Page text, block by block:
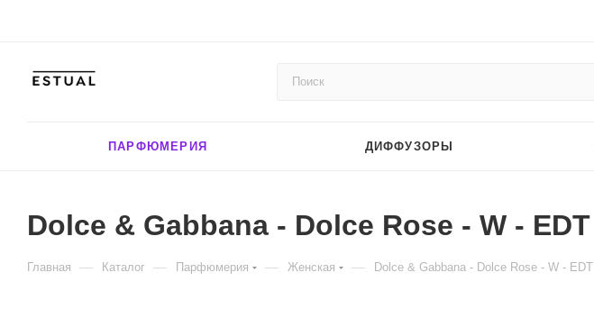
ПАРФЮМЕРИЯ ДИФФУЗОРЫ
Dolce & Gabbana - Dolce Rose - W - EDT
Главная — Каталог — Парфюмерия — Женская — Dolce & Gabbana - Dolce Rose - W - EDT